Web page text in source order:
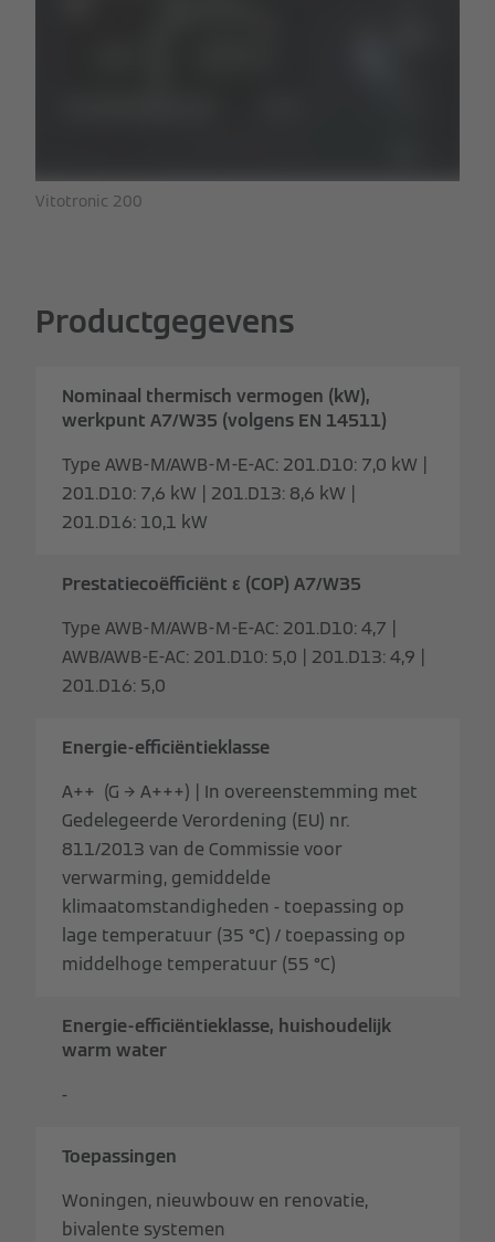
Vitotronic 200
Productgegevens
Nominaal thermisch vermogen (kW),
werkpunt A7/W35 (volgens EN 14511)
Type AWB-M/AWB-M-E-AC: 201.D10: 7,0 kW |
201.D10: 7,6 kW | 201.D13: 8,6 kW |
201.D16: 10,1 kW
Prestatiecoëfficiënt ε (COP) A7/W35
Type AWB-M/AWB-M-E-AC: 201.D10: 4,7 |
AWB/AWB-E-AC: 201.D10: 5,0 | 201.D13: 4,9 |
201.D16: 5,0
Energie-efficiëntieklasse
A++ (G → A+++) | In overeenstemming met
Gedelegeerde Verordening (EU) nr.
811/2013 van de Commissie voor
verwarming, gemiddelde
klimaatomstandigheden - toepassing op
lage temperatuur (35 °C) / toepassing op
middelhoge temperatuur (55 °C)
Energie-efficiëntieklasse, huishoudelijk
warm water
-
Toepassingen
Woningen, nieuwbouw en renovatie,
bivalente systemen